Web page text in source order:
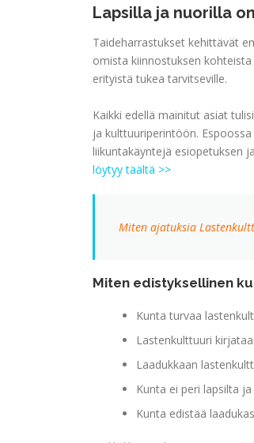
Lapsilla ja nuorilla
Taideharrastukset kehittävät
omista kiinnostuksen
erityistä tukea tarvitseville.
Kaikki edellä mainitut asiat
ja kulttuuriperintöön. Espoossa
liikuntakäyntejä esiopetuksen
löytyy täältä >>
Miten ajatuksia
Miten edistyksellinen
Kunta turvaa
Lastenkulttuuri
Laadukkaan
Kunta ei peri lapsilta
Kunta edistää